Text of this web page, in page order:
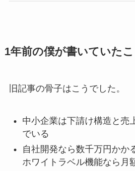
1年前の僕が書いていたこ
旧記事の骨子はこうでした。
中小企業は下請け構造と売
でいる
自社開発なら数千万円かか
ホワイトラベル機能なら月